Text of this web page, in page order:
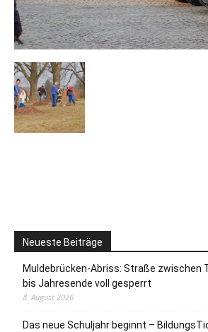
Neueste Beiträge
Muldebrücken-Abriss: Straße zwischen
bis Jahresende voll gesperrt
8. August 2026
Das neue Schuljahr beginnt –